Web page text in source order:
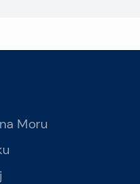
Moru